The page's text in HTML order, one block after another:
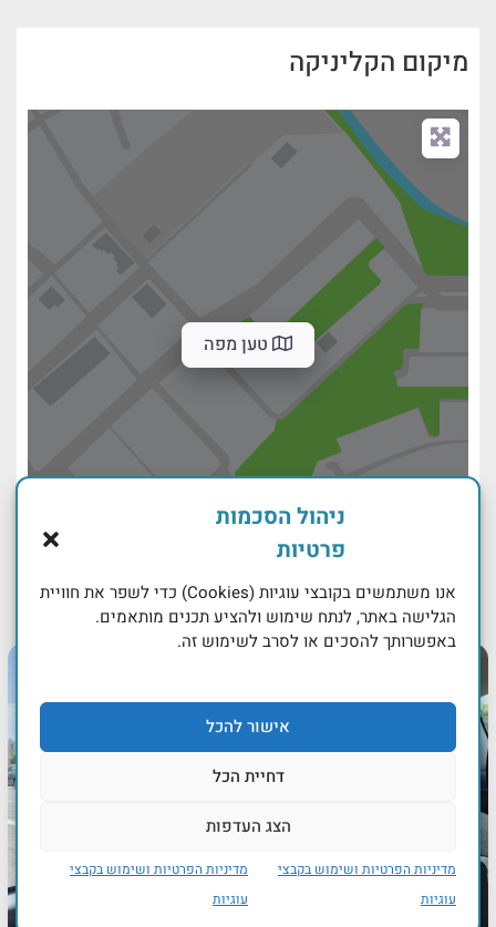
ניהול הסכמות
פרטיות
אנו משתמשים בקובצי עוגיות (Cookies) כדי לשפר את חוויית
הגלישה באתר, לנתח שימוש ולהציע תכנים מותאמים.
באפשרותך להסכים או לסרב לשימוש זה.
אישור להכל
דחיית הכל
הצג העדפות
מדיניות הפרטיות ושימוש בקבצי
עוגיות
מדיניות הפרטיות ושימוש בקבצי
עוגיות
מיקום הקליניקה
טען מפה